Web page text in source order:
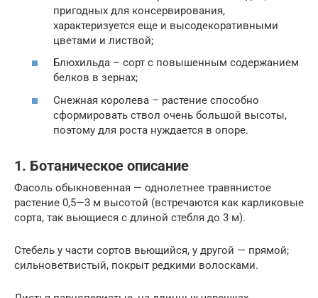
пригодных для консервирования,
характеризуется еще и высодекоративными
цветами и листвой;
Блюхильда – сорт с повышенным содержанием
белков в зернах;
Снежная королева – растение способно
сформировать ствол очень большой высоты,
поэтому для роста нуждается в опоре.
1. Ботаническое описание
Фасоль обыкновенная — однолетнее травянистое
растение 0,5—3 м высотой (встречаются как карликовые
сорта, так вьющиеся с длиной стебля до 3 м).
Стебель у части сортов вьющийся, у другой — прямой;
сильноветвистый, покрыт редкими волосками.